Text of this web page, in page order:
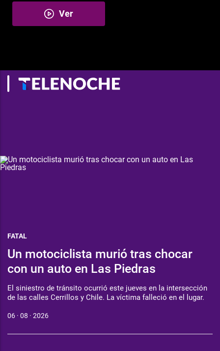
Ver
FATAL
Un motociclista murió tras chocar
con un auto en Las Piedras
El siniestro de tránsito ocurrió este jueves en la intersección
de las calles Cerrillos y Chile. La víctima falleció en el lugar.
06 · 08 · 2026